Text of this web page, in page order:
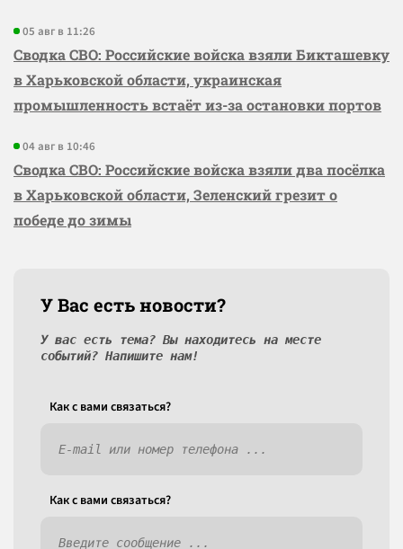
05 авг в 11:26
Сводка СВО: Российские войска взяли Бикташевку
в Харьковской области, украинская
промышленность встаёт из-за остановки портов
04 авг в 10:46
Сводка СВО: Российские войска взяли два посёлка
в Харьковской области, Зеленский грезит о
победе до зимы
У Вас есть новости?
У вас есть тема? Вы находитесь на месте
событий? Напишите нам!
Как c вами связаться?
Как c вами связаться?